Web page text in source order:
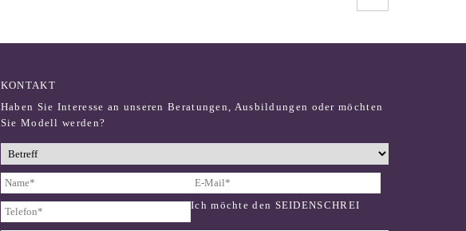
KONTAKT
Haben Sie Interesse an unseren Beratungen, Ausbildungen oder möchten
Sie Modell werden?
Ich möchte den SEIDENSCHREI